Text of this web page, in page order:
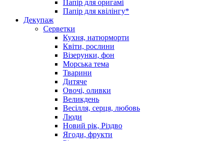
Папір для оригамі
Папір для квілінгу*
Декупаж
Серветки
Кухня, натюрморти
Квіти, рослини
Візерунки, фон
Морська тема
Тварини
Дитяче
Овочі, оливки
Великдень
Весілля, серця, любовь
Люди
Новий рік, Різдво
Ягоди, фрукти